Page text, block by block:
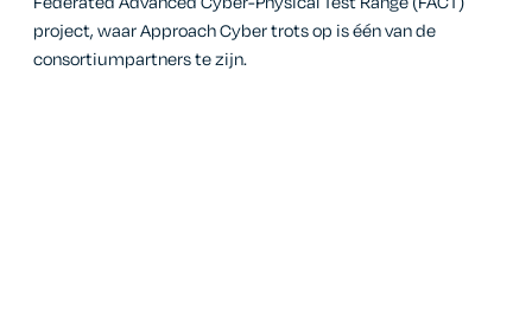
project, waar Approach Cyber trots op is één van de
consortiumpartners te zijn.